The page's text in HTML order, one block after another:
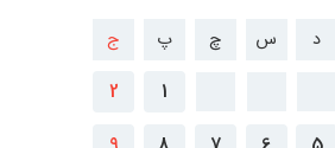
د س چ پ ج
1
2